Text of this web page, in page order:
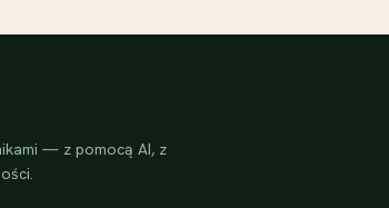
— z pomocą AI, z